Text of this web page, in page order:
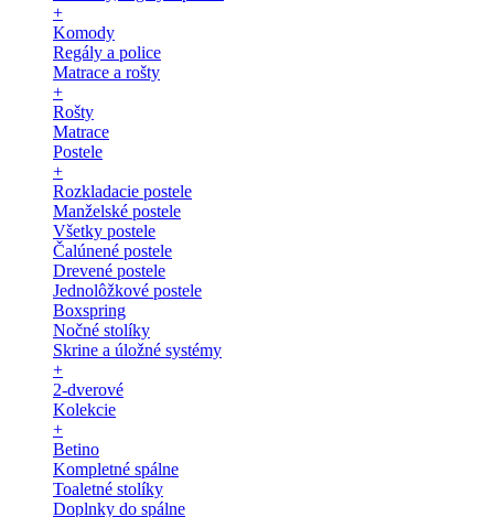
+
Komody
Regály a police
Matrace a rošty
+
Rošty
Matrace
Postele
+
Rozkladacie postele
Manželské postele
Všetky postele
Čalúnené postele
Drevené postele
Jednolôžkové postele
Boxspring
Nočné stolíky
Skrine a úložné systémy
+
2-dverové
Kolekcie
+
Betino
Kompletné spálne
Toaletné stolíky
Doplnky do spálne